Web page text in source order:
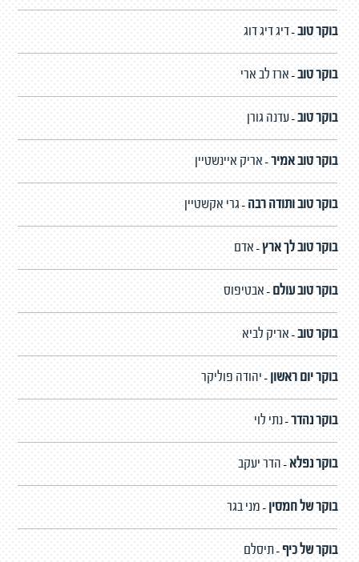
בוקר טוב-דיג דיג דוג
בוקר טוב-ארז לב ארי
בוקר טוב-עדנה גורן
בוקר טוב אמיר-אריק איינשטיין
בוקר טוב ותודה רבה -גרי אקשטיין
בוקר טוב לך ארץ-אדם
בוקר טוב עולם -אבטיפוס
בוקר טוב-אריק לביא
בוקר יום ראשון -יהודה פוליקר
בוקר נהדר-נתי לוי
בוקר נפלא -הדר יעקב
בוקר של חמסין -מני בגר
בוקר של כיף-תיסלם